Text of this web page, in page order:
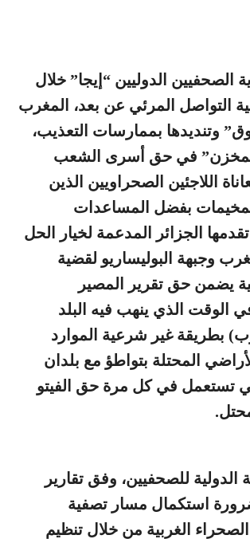
الصحفيين الدوليين “إيجا” خلال
التواصل المرئي عن بعد، المغرب
وتنديدها بممارسات التعذيب،
“المخزن” في حق أسرى الشعب
اللاجئين الصحراويين الذين
بفضل المساعدات
تقدمها الجزائر المدعمة لخيار الحل
وجبهة البوليساريو لقضية
يضمن حق تقرير المصير
الوقت الذي ينهب فيه البلد
بطريقة غير شرعية الموارد
المحتلة بتواطؤ مع بلدان
تستعمل في كل مرة حق الفيتو
الدولية للصحفيين، وفق تقارير
استكمال مسار تصفية
الغربية من خلال تنظيم